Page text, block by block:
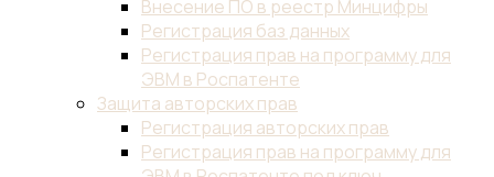
Внесение ПО в реестр Минцифры
Регистрация баз данных
Регистрация прав на программу для
ЭВМ в Роспатенте
Защита авторских прав
Регистрация авторских прав
Регистрация прав на программу для